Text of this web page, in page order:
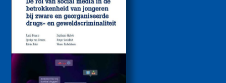
betrokkenheid van
jongeren bij zware
drugs- en
geweldscriminaliteit